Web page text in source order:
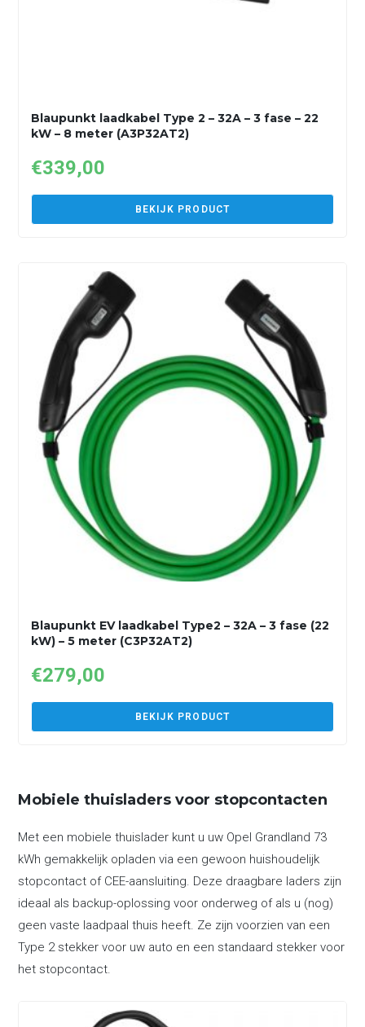
Blaupunkt laadkabel Type 2 – 32A – 3 fase – 22
kW – 8 meter (A3P32AT2)
€339,00
BEKIJK PRODUCT
Blaupunkt EV laadkabel Type2 – 32A – 3 fase (22
kW) – 5 meter (C3P32AT2)
€279,00
BEKIJK PRODUCT
Mobiele thuisladers voor stopcontacten
Met een mobiele thuislader kunt u uw Opel Grandland 73
kWh gemakkelijk opladen via een gewoon huishoudelijk
stopcontact of CEE-aansluiting. Deze draagbare laders zijn
ideaal als backup-oplossing voor onderweg of als u (nog)
geen vaste laadpaal thuis heeft. Ze zijn voorzien van een
Type 2 stekker voor uw auto en een standaard stekker voor
het stopcontact.